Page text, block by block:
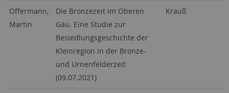
Offermann,
Martin
Die Bronzezeit im Oberen
Gäu. Eine Studie zur
Besiedlungsgeschichte der
Kleinregion in der Bronze-
und Urnenfelderzeit
(09.07.2021)
Krauß